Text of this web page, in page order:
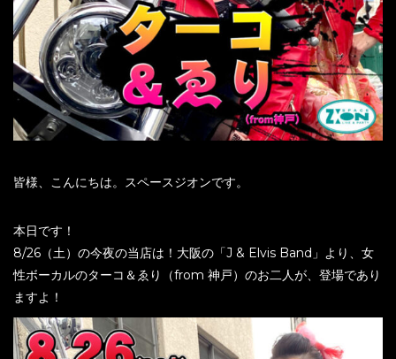
皆様、こんにちは。スペースジオンです。
本日です！
8/26（土）の今夜の当店は！大阪の「J & Elvis Band」より、女
性ボーカルのターコ＆ゑり（from 神戸）のお二人が、登場であり
ますよ！